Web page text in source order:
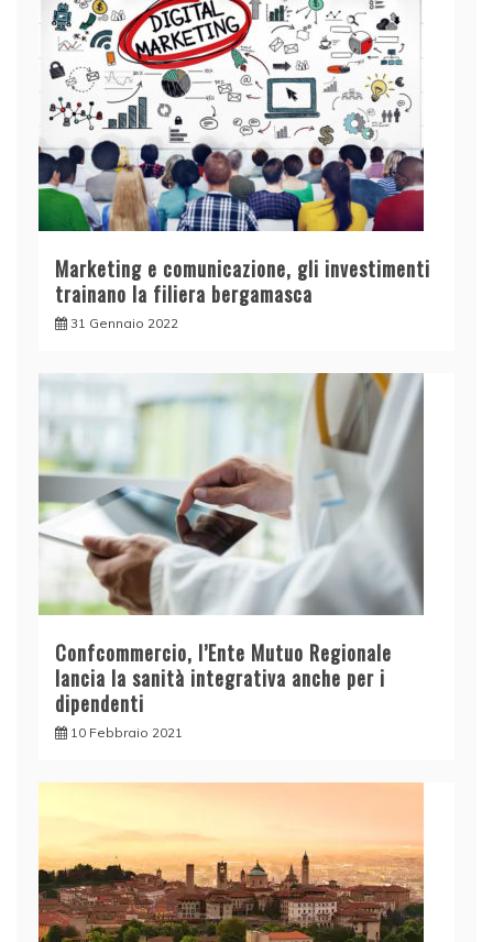
Marketing e comunicazione, gli investimenti
trainano la filiera bergamasca
31 Gennaio 2022
Confcommercio, l’Ente Mutuo Regionale
lancia la sanità integrativa anche per i
dipendenti
10 Febbraio 2021